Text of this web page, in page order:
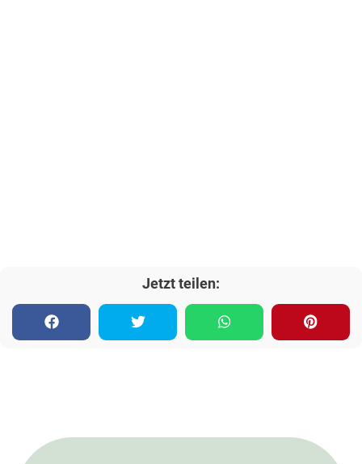
Jetzt teilen: